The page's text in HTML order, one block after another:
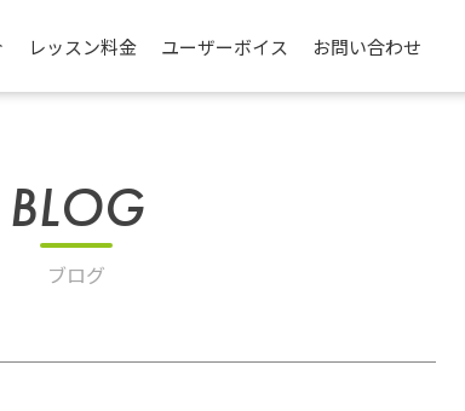
レッスン料金 ユーザーボイス お問い合わせ
BLOG
ブログ